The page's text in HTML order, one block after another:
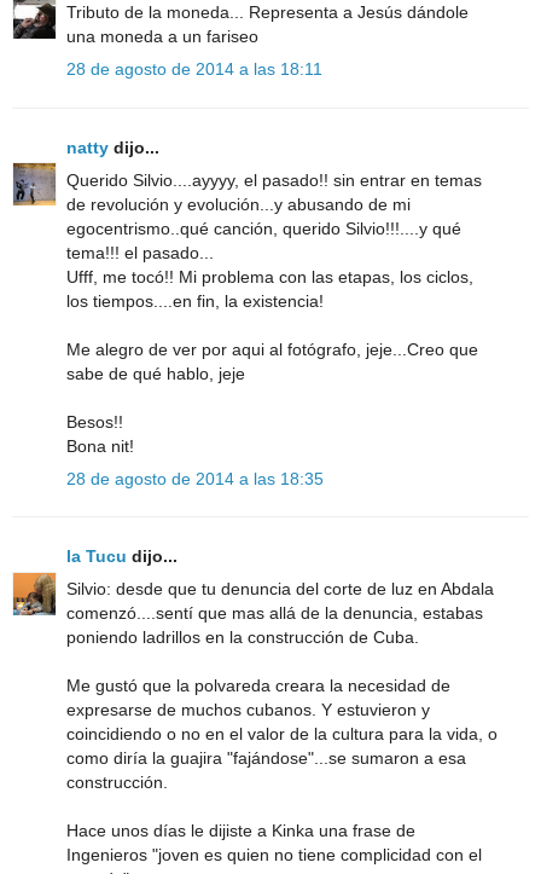
Tributo de la moneda... Representa a Jesús dándole
una moneda a un fariseo
28 de agosto de 2014 a las 18:11
natty dijo...
Querido Silvio....ayyyy, el pasado!! sin entrar en temas
de revolución y evolución...y abusando de mi
egocentrismo..qué canción, querido Silvio!!!....y qué
tema!!! el pasado...
Ufff, me tocó!! Mi problema con las etapas, los ciclos,
los tiempos....en fin, la existencia!
Me alegro de ver por aqui al fotógrafo, jeje...Creo que
sabe de qué hablo, jeje
Besos!!
Bona nit!
28 de agosto de 2014 a las 18:35
la Tucu dijo...
Silvio: desde que tu denuncia del corte de luz en Abdala
comenzó....sentí que mas allá de la denuncia, estabas
poniendo ladrillos en la construcción de Cuba.
Me gustó que la polvareda creara la necesidad de
expresarse de muchos cubanos. Y estuvieron y
coincidiendo o no en el valor de la cultura para la vida, o
como diría la guajira "fajándose"...se sumaron a esa
construcción.
Hace unos días le dijiste a Kinka una frase de
Ingenieros "joven es quien no tiene complicidad con el